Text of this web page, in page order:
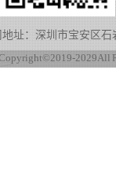
地址：深圳市宝安区
2029 All